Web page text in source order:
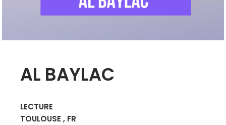
AL BAYLAC
LECTURE
TOULOUSE , FR